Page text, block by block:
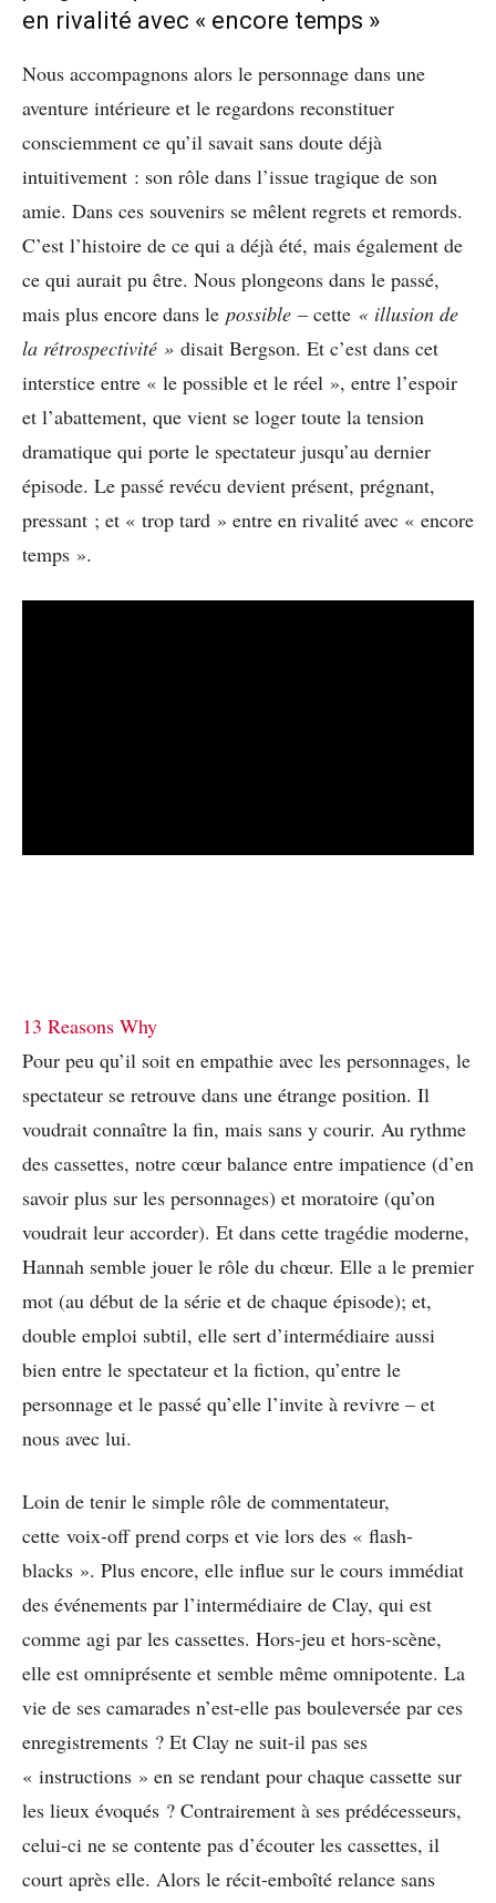
en rivalité avec « encore temps »
Nous accompagnons alors le personnage dans une
aventure intérieure et le regardons reconstituer
consciemment ce qu’il savait sans doute déjà
intuitivement : son rôle dans l’issue tragique de son
amie. Dans ces souvenirs se mêlent regrets et remords.
C’est l’histoire de ce qui a déjà été, mais également de
ce qui aurait pu être. Nous plongeons dans le passé,
mais plus encore dans le possible – cette « illusion de
la rétrospectivité » disait Bergson. Et c’est dans cet
interstice entre « le possible et le réel », entre l’espoir
et l’abattement, que vient se loger toute la tension
dramatique qui porte le spectateur jusqu’au dernier
épisode. Le passé revécu devient présent, prégnant,
pressant ; et « trop tard » entre en rivalité avec « encore
temps ».
13 Reasons Why
Pour peu qu’il soit en empathie avec les personnages, le
spectateur se retrouve dans une étrange position. Il
voudrait connaître la fin, mais sans y courir. Au rythme
des cassettes, notre cœur balance entre impatience (d’en
savoir plus sur les personnages) et moratoire (qu’on
voudrait leur accorder). Et dans cette tragédie moderne,
Hannah semble jouer le rôle du chœur. Elle a le premier
mot (au début de la série et de chaque épisode); et,
double emploi subtil, elle sert d’intermédiaire aussi
bien entre le spectateur et la fiction, qu’entre le
personnage et le passé qu’elle l’invite à revivre – et
nous avec lui.
Loin de tenir le simple rôle de commentateur,
cette voix-off prend corps et vie lors des « flash-
blacks ». Plus encore, elle influe sur le cours immédiat
des événements par l’intermédiaire de Clay, qui est
comme agi par les cassettes. Hors-jeu et hors-scène,
elle est omniprésente et semble même omnipotente. La
vie de ses camarades n’est-elle pas bouleversée par ces
enregistrements ? Et Clay ne suit-il pas ses
« instructions » en se rendant pour chaque cassette sur
les lieux évoqués ? Contrairement à ses prédécesseurs,
celui-ci ne se contente pas d’écouter les cassettes, il
court après elle. Alors le récit-emboîté relance sans